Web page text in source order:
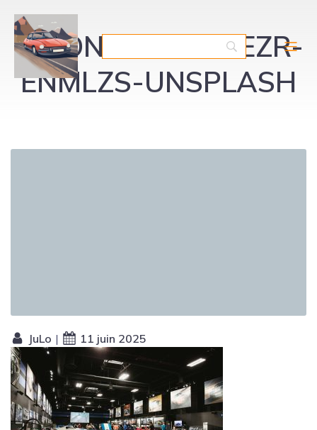
JASON-LEUNG-YEZR-
ENMLZS-UNSPLASH
JuLo | 11 juin 2025